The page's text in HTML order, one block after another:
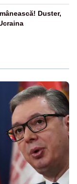
Duster,